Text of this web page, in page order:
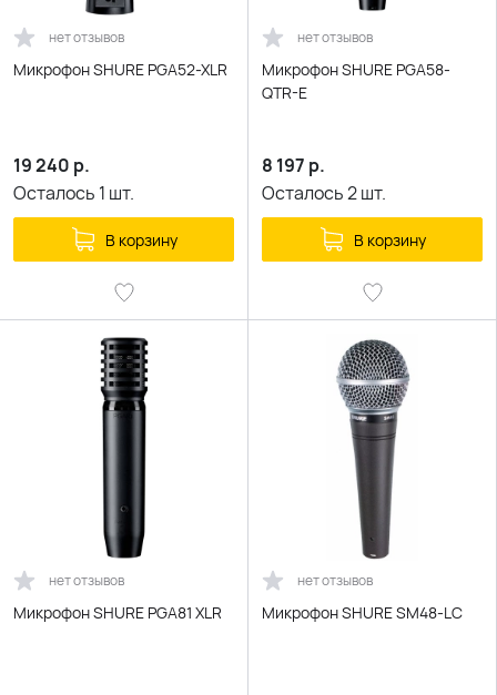
нет отзывов
Микрофон SHURE PGA52-XLR
19 240 р.
Осталось 1 шт.
В корзину
нет отзывов
Микрофон SHURE PGA58-
QTR-E
8 197 р.
Осталось2шт.
В корзину
нет отзывов
Микрофон SHURE PGA81 XLR
нет отзывов
Микрофон SHURE SM48-LC